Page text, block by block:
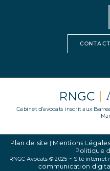
Cabinet d’avocats inscrit aux
Plan de site Mentions Légales
Politique
RNGC Avocats © 2025 ~ Site internet
communication